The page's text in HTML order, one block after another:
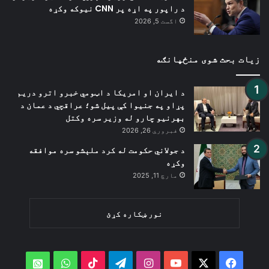
د راپور په اړه پر CNN نیوکه وکړه
اگست 5, 2026
زیات بحث شوی منځپانګه
د ایران او امریکا د اټومي خبرو اترو دریم
پړاو په جنیوا کې پیل شو؛ عراقچي د عمان د
بهرنیو چارو له وزیر سره وکتل
فبروري 26, 2026
د جولاني حکومت له کرد ملېشو سره موافقه
وکړه
مارچ 11, 2025
نور ښکاره کړئ
Facebook
YouTube
Instagram
Telegram
TikTok
WhatsApp